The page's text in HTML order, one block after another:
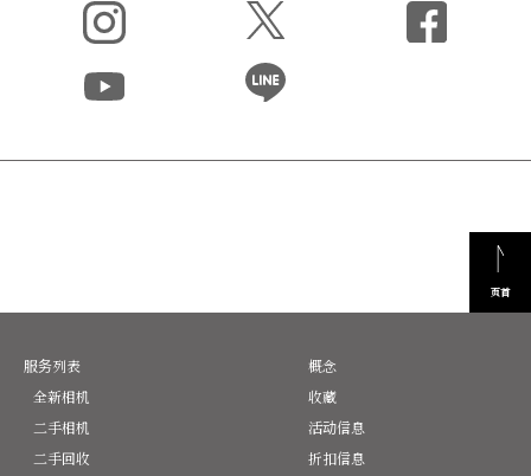
页首
服务列表
全新相机
二手相机
二手回收
概念
收藏
活动信息
折扣信息